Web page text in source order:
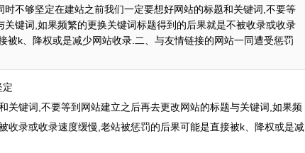
时不够坚定在建站之前我们一定要想好网站的标题和关键词,不要等
键词,如果频繁的更换关键词标题得到的后果就是不被收录或收录
被k、降权或是减少网站收录.二、与友情链接的网站一同遭受惩罚
关键词,不要等到网站建立之后再去更改网站的标题与关键词,如果频
收录或收录速度缓慢,老站被惩罚的后果可能是直接被k、降权或是减